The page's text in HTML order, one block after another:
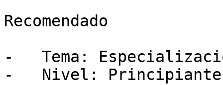
Recomendado
-   Tema:
-   Nivel: Principiante